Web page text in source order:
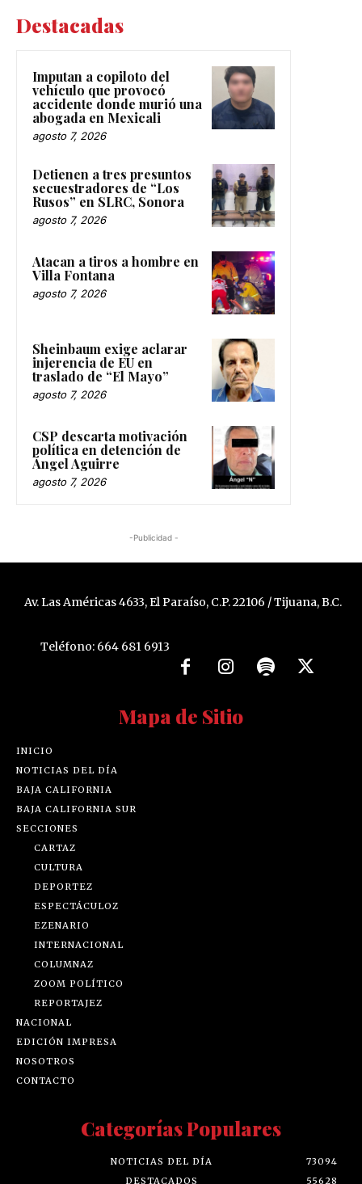
Destacadas
Imputan a copiloto del
vehículo que provocó
accidente donde murió una
abogada en Mexicali
agosto 7, 2026
Detienen a tres presuntos
secuestradores de “Los
Rusos” en SLRC, Sonora
agosto 7, 2026
Atacan a tiros a hombre en
Villa Fontana
agosto 7, 2026
Sheinbaum exige aclarar
injerencia de EU en
traslado de “El Mayo”
agosto 7, 2026
CSP descarta motivación
política en detención de
Ángel Aguirre
agosto 7, 2026
-Publicidad -
Av. Las Américas 4633, El Paraíso, C.P. 22106 / Tijuana, B.C.
Teléfono: 664 681 6913
Mapa de Sitio
INICIO
NOTICIAS DEL DÍA
BAJA CALIFORNIA
BAJA CALIFORNIA SUR
SECCIONES
CARTAZ
CULTURA
DEPORTEZ
ESPECTÁCULOZ
EZENARIO
INTERNACIONAL
COLUMNAZ
ZOOM POLÍTICO
REPORTAJEZ
NACIONAL
EDICIÓN IMPRESA
NOSOTROS
CONTACTO
Categorías Populares
NOTICIAS DEL DÍA
73094
DESTACADOS
55628